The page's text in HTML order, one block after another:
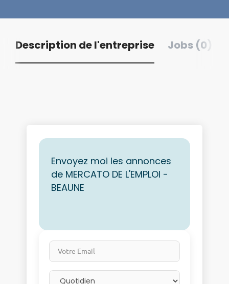
Description de l'entreprise Jobs (0)
Envoyez moi les annonces
de MERCATO DE L'EMPLOI -
BEAUNE
Votre Email
Email frequency